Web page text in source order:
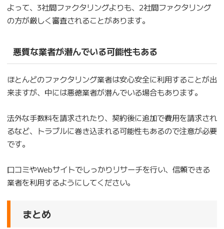
よって、3社間ファクタリングよりも、2社間ファクタリング
の方が厳しく審査されることがあります。
悪質な業者が潜んでいる可能性もある
ほとんどのファクタリング業者は安心安全に利用することが出
来ますが、中には悪徳業者が潜んでいる場合もあります。
法外な手数料を請求されたり、契約後に追加で費用を請求され
るなど、トラブルに巻き込まれる可能性もあるので注意が必要
です。
口コミやWebサイトでしっかりリサーチを行い、信頼できる
業者を利用するようにしてください。
まとめ